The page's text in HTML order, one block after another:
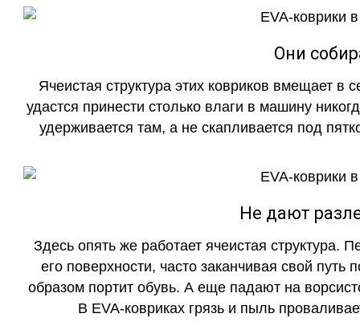
Они
Ячеистая структура этих ковриков вмещает в
удастся принести столько влаги в машину
удерживается там, а не скапливается под
Не дают
Здесь опять же работает ячеистая структура.
его поверхности, часто заканчивая свой
образом портит обувь. А еще падают на
В EVA-ковриках грязь и пыль